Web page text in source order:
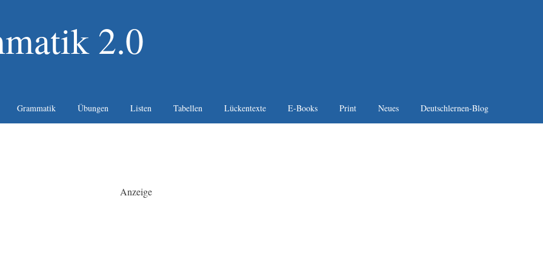
2.0
Grammatik Übungen Listen Tabellen Lückentexte E-Books Print Neues Deutschlernen-Blog
Anzeige